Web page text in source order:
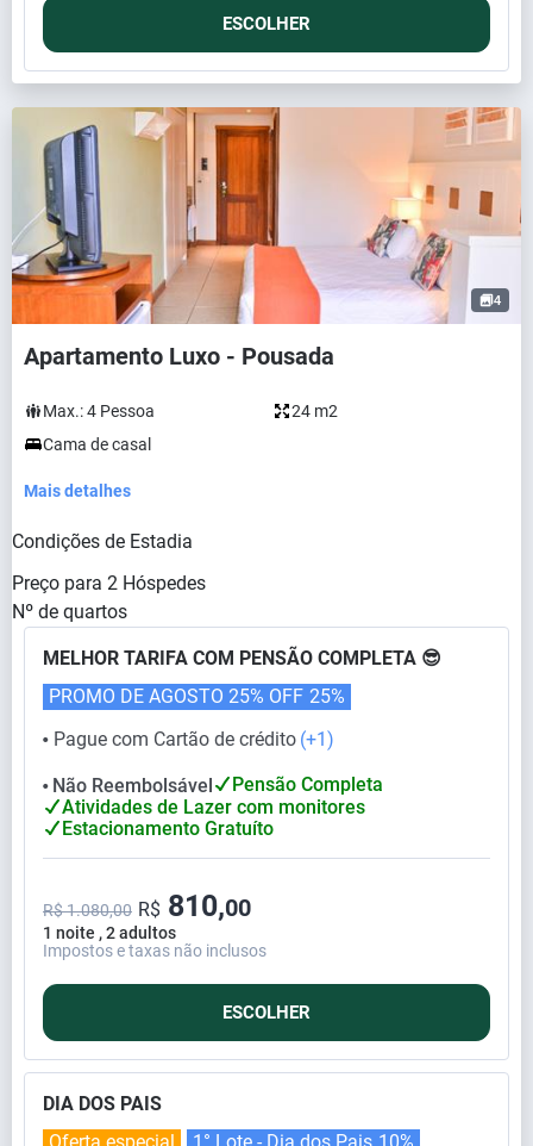
ESCOLHER
4
Apartamento Luxo - Pousada
Max.:4 Pessoa
24 m2
Cama de casal
Mais detalhes
Condições de Estadia
Preço para 2 Hóspedes
Nº de quartos
MELHOR TARIFA COM PENSÃO COMPLETA 😎
⬤ Pague com Cartão de crédito (+1)
PROMO DE AGOSTO 25% OFF 25%
⬤ Não Reembolsável
Pensão Completa
Atividades de Lazer com monitores
Estacionamento Gratuíto
1 noite , 2 adultos
R$ 1.080,00 R$ 810,00
Impostos e taxas não inclusos
ESCOLHER
DIA DOS PAIS